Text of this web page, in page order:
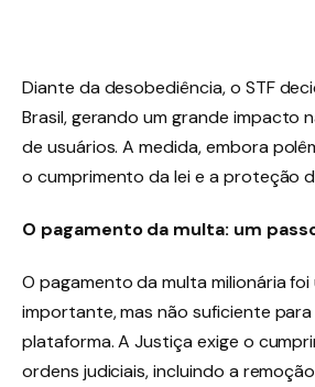
Diante da desobediência, o STF
Brasil, gerando um grande impacto
de usuários. A medida, embora
o cumprimento da lei e a proteção
O pagamento da multa: um
O pagamento da multa milionária foi
importante, mas não suficiente
plataforma. A Justiça exige o
ordens judiciais, incluindo a